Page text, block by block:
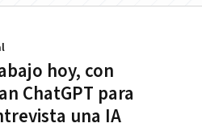
hoy, con
ChatGPT para
una IA